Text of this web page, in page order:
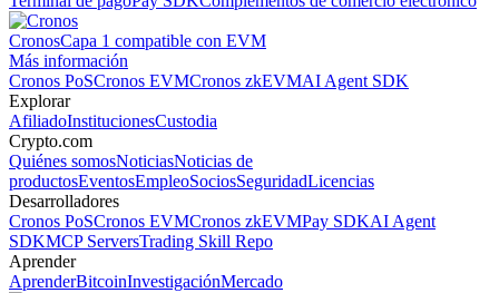
CronosCapa 1 compatible con EVM
Más información
Cronos PoSCronos EVMCronos zkEVMAI Agent SDK
Explorar
AfiliadoInstitucionesCustodia
Crypto.com
Quiénes somosNoticiasNoticias de
productosEventosEmpleoSociosSeguridadLicencias
Desarrolladores
Cronos PoSCronos EVMCronos zkEVMPay SDKAI Agent
SDKMCP ServersTrading Skill Repo
Aprender
AprenderBitcoinInvestigaciónMercado